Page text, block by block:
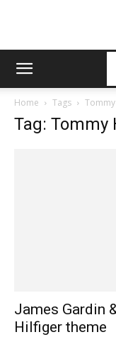
Home Tags
Tag: Tommy
James Gardin
Hilfiger theme